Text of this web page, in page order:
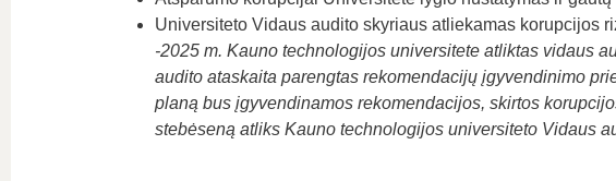
Universiteto Vidaus audito skyriaus atliekamas korupcijos
-2025 m. Kauno technologijos universitete atliktas vidaus
audito ataskaita parengtas rekomendacijų įgyvendinimo
planą bus įgyvendinamos rekomendacijos, skirtos
stebėseną atliks Kauno technologijos universiteto Vidaus